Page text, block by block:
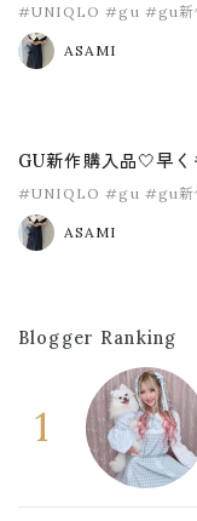
#UNIQLO #gu #gu新
ASAMI
GU新作購入品🤍早
#UNIQLO #gu #gu新
ASAMI
Blogger Ranking
1